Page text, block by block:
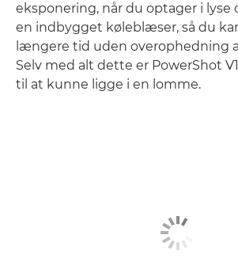
eksponering, når du optager i lyse
en indbygget køleblæser, så du
længere tid uden overophedning
Selv med alt dette er PowerShot
til at kunne ligge i en lomme.